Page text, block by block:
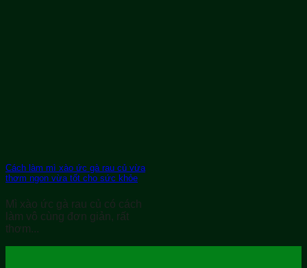
Cách làm mì xào ức gà rau củ vừa
thơm ngon vừa tốt cho sức khỏe
Mì xào ức gà rau củ có cách
làm vô cùng đơn giản, rất
thơm...